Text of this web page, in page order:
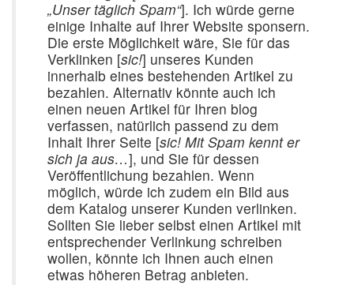
„Unser täglich Spam“]. Ich würde gerne
einige Inhalte auf Ihrer Website sponsern.
Die erste Möglichkeit wäre, Sie für das
Verklinken [sic!] unseres Kunden
innerhalb eines bestehenden Artikel zu
bezahlen. Alternativ könnte auch ich
einen neuen Artikel für Ihren blog
verfassen, natürlich passend zu dem
Inhalt Ihrer Seite [sic! Mit Spam kennt er
sich ja aus…], und Sie für dessen
Veröffentlichung bezahlen. Wenn
möglich, würde ich zudem ein Bild aus
dem Katalog unserer Kunden verlinken.
Sollten Sie lieber selbst einen Artikel mit
entsprechender Verlinkung schreiben
wollen, könnte ich Ihnen auch einen
etwas höheren Betrag anbieten.